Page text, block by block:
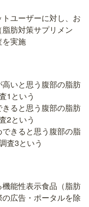
ユーザーに対し、お
肪対策サプリメン
を実施
高いと思う腹部の脂肪
1という
きると思う腹部の脂肪
2という
できると思う腹部の脂
査3という
能性表示食品（脂肪
広告・ポータルを除